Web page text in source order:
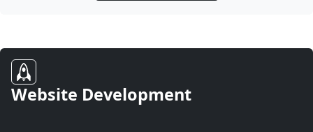
Website Development